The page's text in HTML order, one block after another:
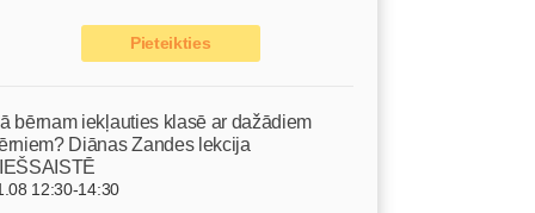
Pieteikties
bērnam iekļauties klasē ar dažādiem
Diānas Zandes lekcija
12:30-14:30